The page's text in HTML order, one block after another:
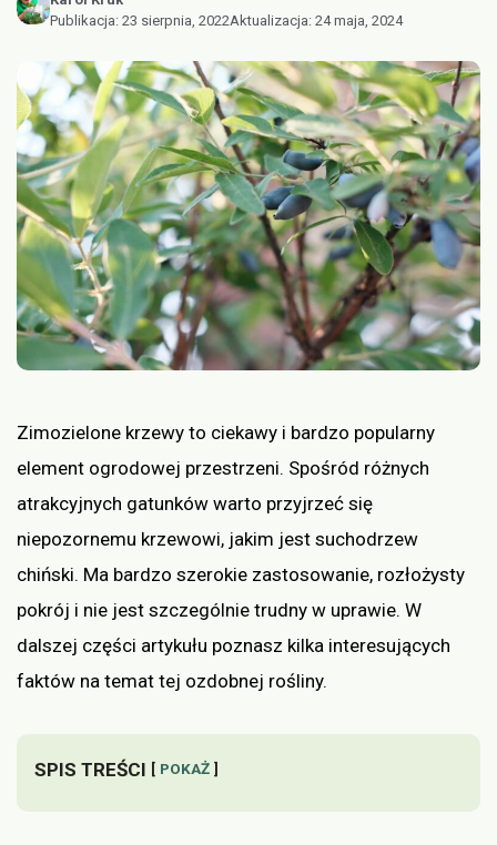
Publikacja: 23 sierpnia, 2022Aktualizacja: 24 maja, 2024
Zimozielone krzewy to ciekawy i bardzo popularny
element ogrodowej przestrzeni. Spośród różnych
atrakcyjnych gatunków warto przyjrzeć się
niepozornemu krzewowi, jakim jest suchodrzew
chiński. Ma bardzo szerokie zastosowanie, rozłożysty
pokrój i nie jest szczególnie trudny w uprawie. W
dalszej części artykułu poznasz kilka interesujących
faktów na temat tej ozdobnej rośliny.
SPIS TREŚCI POKAŻ